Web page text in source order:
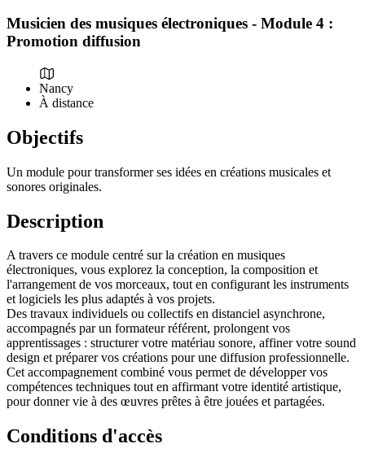
Musicien des musiques électroniques - Module 4 :
Promotion diffusion
Nancy
À distance
Objectifs
Un module pour transformer ses idées en créations musicales et
sonores originales.
Description
A travers ce module centré sur la création en musiques
électroniques, vous explorez la conception, la composition et
l'arrangement de vos morceaux, tout en configurant les instruments
et logiciels les plus adaptés à vos projets.
Des travaux individuels ou collectifs en distanciel asynchrone,
accompagnés par un formateur référent, prolongent vos
apprentissages : structurer votre matériau sonore, affiner votre sound
design et préparer vos créations pour une diffusion professionnelle.
Cet accompagnement combiné vous permet de développer vos
compétences techniques tout en affirmant votre identité artistique,
pour donner vie à des œuvres prêtes à être jouées et partagées.
Conditions d'accès